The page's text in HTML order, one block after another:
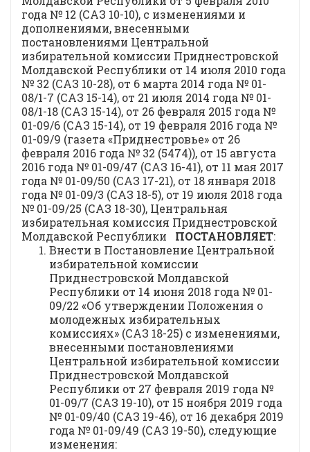
года № 12 (САЗ 10-10), с изменениями и
дополнениями, внесенными
постановлениями Центральной
избирательной комиссии Приднестровской
Молдавской Республики от 14 июля 2010 года
№ 32 (САЗ 10-28), от 6 марта 2014 года № 01-
08/1-7 (САЗ 15-14), от 21 июля 2014 года № 01-
08/1-18 (САЗ 15-14), от 26 февраля 2015 года №
01-09/6 (САЗ 15-14), от 19 февраля 2016 года №
01-09/9 (газета «Приднестровье» от 26
февраля 2016 года № 32 (5474)), от 15 августа
2016 года № 01-09/47 (САЗ 16-41), от 11 мая 2017
года № 01-09/50 (САЗ 17-21), от 18 января 2018
года № 01-09/3 (САЗ 18-5), от 19 июля 2018 года
№ 01-09/25 (САЗ 18-30), Центральная
избирательная комиссия Приднестровской
Молдавской Республики ПОСТАНОВЛЯЕТ:
Внести в Постановление Центральной
избирательной комиссии
Приднестровской Молдавской
Республики от 14 июня 2018 года № 01-
09/22 «Об утверждении Положения о
молодежных избирательных
комиссиях» (САЗ 18-25) с изменениями,
внесенными постановлениями
Центральной избирательной комиссии
Приднестровской Молдавской
Республики от 27 февраля 2019 года №
01-09/7 (САЗ 19-10), от 15 ноября 2019 года
№ 01-09/40 (САЗ 19-46), от 16 декабря 2019
года № 01-09/49 (САЗ 19-50), следующие
изменения: